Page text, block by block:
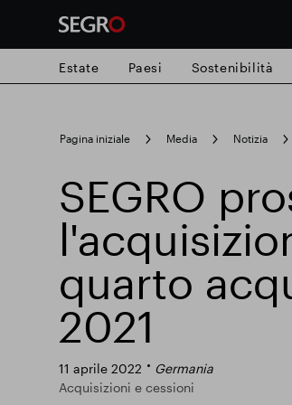
search
for
Ricerca popolare
Responsabile SEGRO
Parco intelligente
Estate Paesi Sostenibilità
Pagina iniziale Media Notizia
SEGRO
quarto
2021
11 aprile 2022
Germania
Acquisizioni e cessioni